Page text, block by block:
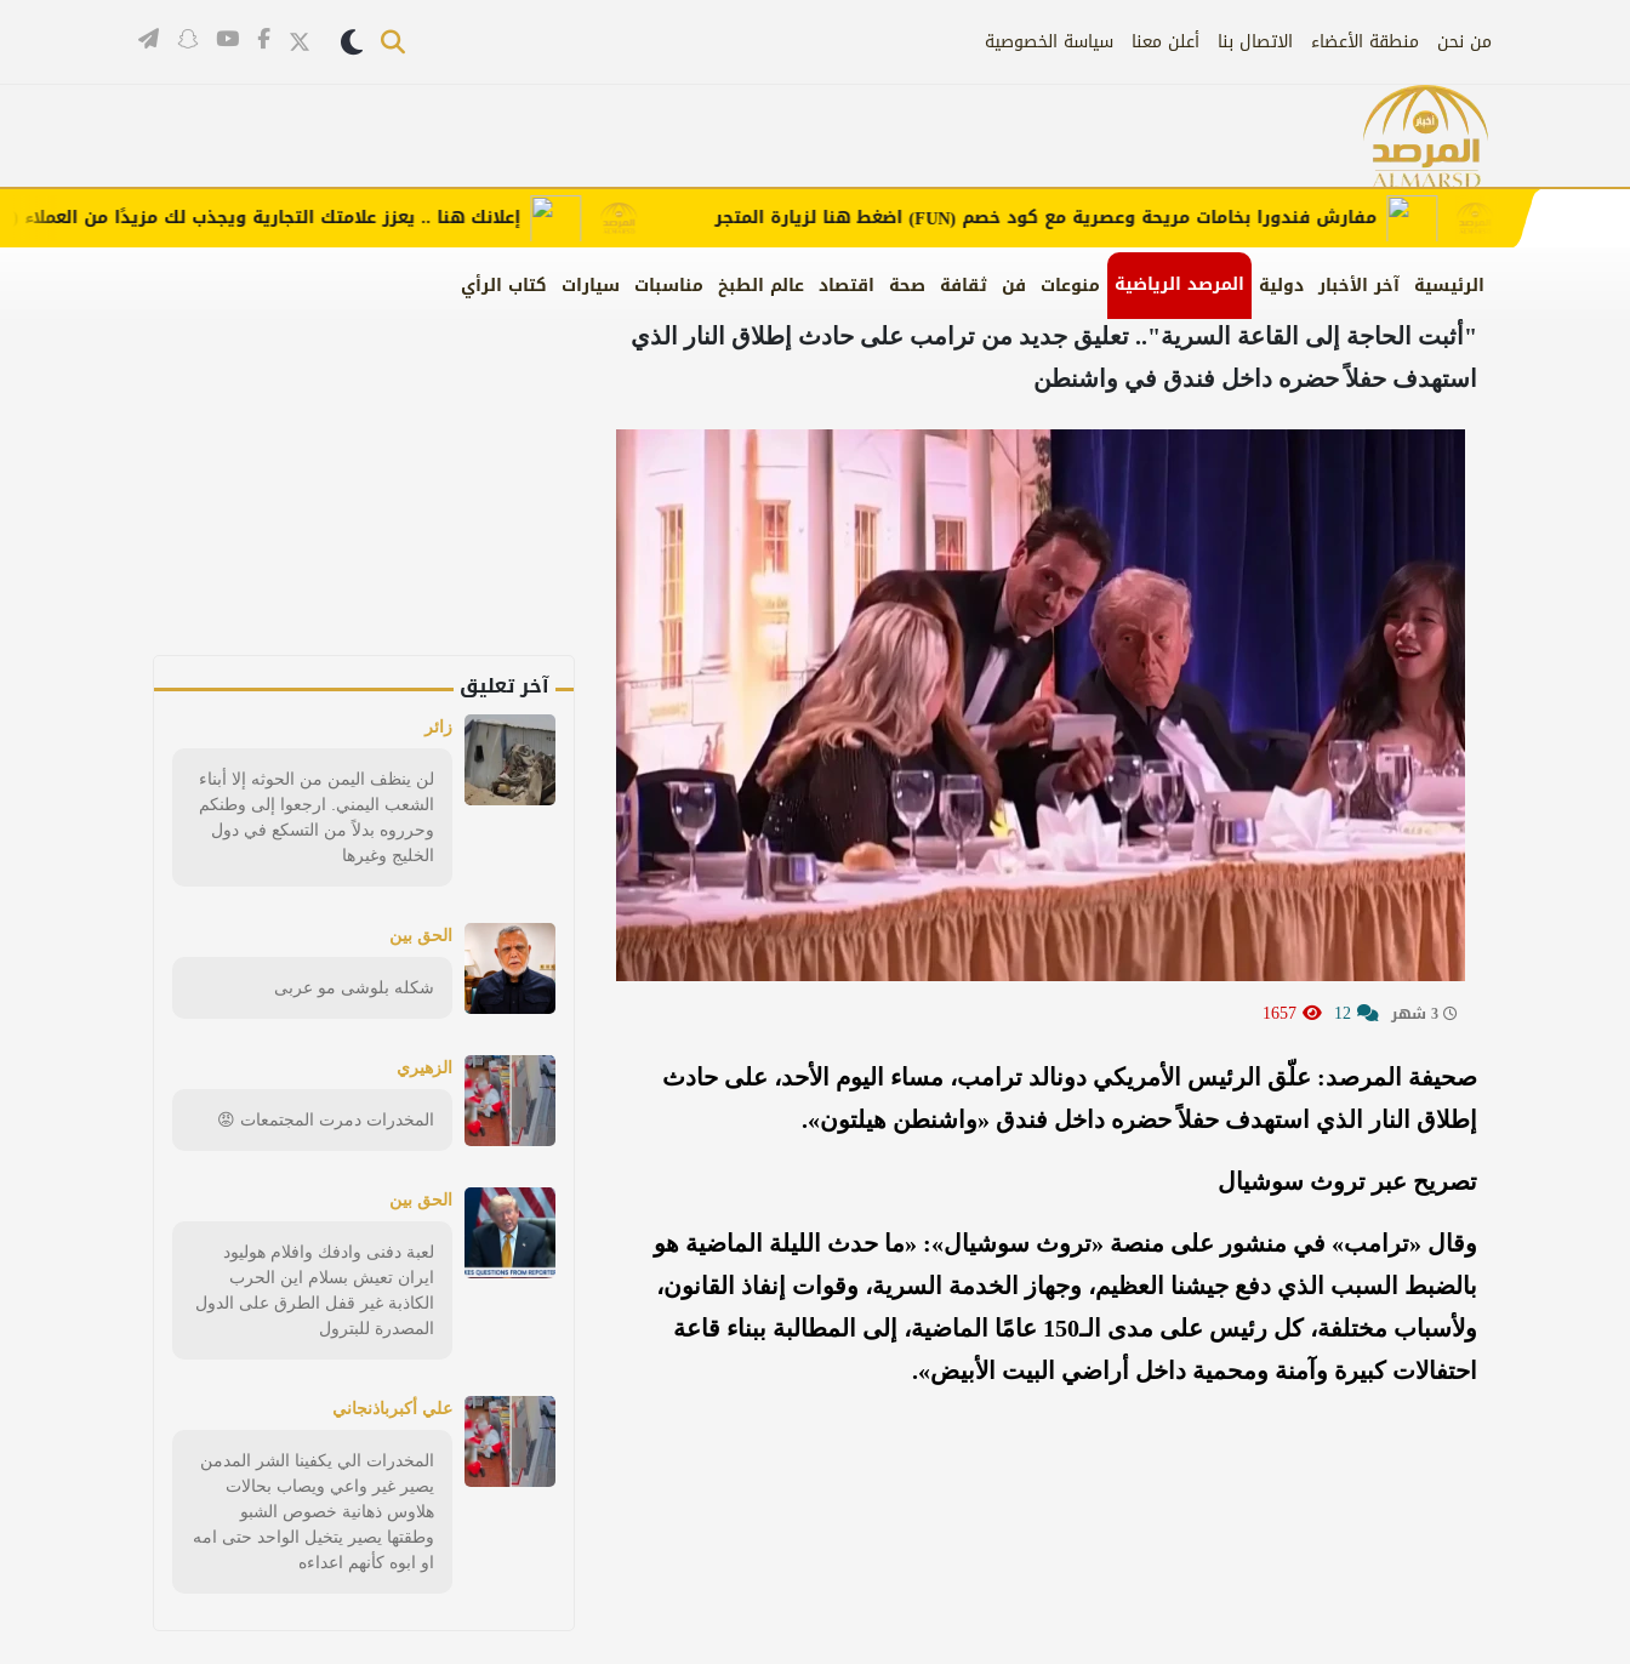
من نحن منطقة الأعضاء الاتصال بنا أعلن معنا سياسة الخصوصية
الرئيسية آخر الأخبار دولية المرصد الرياضية منوعات فن ثقافة صحة اقتصاد عالم الطبخ مناسبات سيارات كتاب الرأي
إعلانك هنا .. يعزز علامتك التجارية ويجذب لك مزيدًا من العملاء (اضغط مفارش فندورا بخامات مريحة وعصرية مع كود خصم(FUN)اضغط هنا لزيارة المتجر
"أثبت الحاجة إلى القاعة السرية".. تعليق جديد من ترامب على حادث إطلاق النار الذي
استهدف حفلاً حضره داخل فندق في واشنطن
صحيفة المرصد: علّق الرئيس الأمريكي دونالد ترامب، مساء اليوم الأحد، على حادث
إطلاق النار الذي استهدف حفلاً حضره داخل فندق «واشنطن هيلتون».
تصريح عبر تروث سوشيال
وقال «ترامب» في منشور على منصة «تروث سوشيال»: «ما حدث الليلة الماضية هو
بالضبط السبب الذي دفع جيشنا العظيم، وجهاز الخدمة السرية، وقوات إنفاذ القانون،
ولأسباب مختلفة، كل رئيس على مدى الـ150 عامًا الماضية، إلى المطالبة ببناء قاعة
احتفالات كبيرة وآمنة ومحمية داخل أراضي البيت الأبيض».
آخر تعليق
زائر
لن ينظف اليمن من الحوثه إلا أبناء
الشعب اليمني. ارجعوا إلى وطنكم
وحرروه بدلاً من التسكع في دول
الخليج وغيرها
الحق بين
شكله بلوشى مو عربى
الزهيري
المخدرات دمرت المجتمعات 😡
الحق بين
لعبة دفنى وادفك وافلام هوليود
ايران تعيش بسلام اين الحرب
الكاذبة غير قفل الطرق على الدول
المصدرة للبترول
علي أكبرباذنجاني
المخدرات الي يكفينا الشر المدمن
يصير غير واعي ويصاب بحالات
هلاوس ذهانية خصوص الشبو
وطقتها يصير يتخيل الواحد حتى امه
او ابوه كأنهم اعداءه